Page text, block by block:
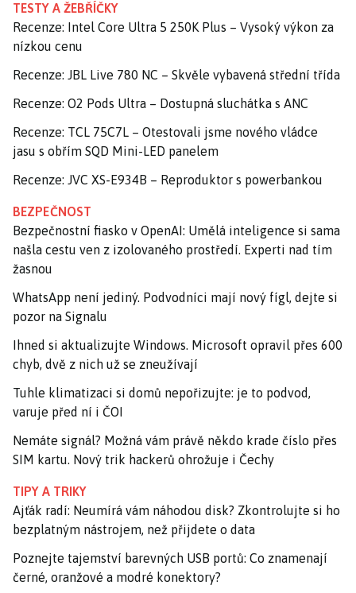
TESTY A ŽEBŘÍČKY
Recenze: Intel Core Ultra 5 250K Plus – Vysoký výkon za
nízkou cenu
Recenze: JBL Live 780 NC – Skvěle vybavená střední třída
Recenze: O2 Pods Ultra – Dostupná sluchátka s ANC
Recenze: TCL 75C7L – Otestovali jsme nového vládce
jasu s obřím SQD Mini-LED panelem
Recenze: JVC XS-E934B – Reproduktor s powerbankou
BEZPEČNOST
Bezpečnostní fiasko v OpenAI: Umělá inteligence si sama
našla cestu ven z izolovaného prostředí. Experti nad tím
žasnou
WhatsApp není jediný. Podvodníci mají nový fígl, dejte si
pozor na Signalu
Ihned si aktualizujte Windows. Microsoft opravil přes 600
chyb, dvě z nich už se zneužívají
Tuhle klimatizaci si domů nepořizujte: je to podvod,
varuje před ní i ČOI
Nemáte signál? Možná vám právě někdo krade číslo přes
SIM kartu. Nový trik hackerů ohrožuje i Čechy
TIPY A TRIKY
Ajťák radí: Neumírá vám náhodou disk? Zkontrolujte si ho
bezplatným nástrojem, než přijdete o data
Poznejte tajemství barevných USB portů: Co znamenají
černé, oranžové a modré konektory?